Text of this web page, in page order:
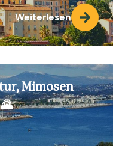
Weiterlesen
Mimosen